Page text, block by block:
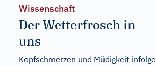
Wissenschaft
Der Wetterfrosch in
uns
Kopfschmerzen und Müdigkeit infolge